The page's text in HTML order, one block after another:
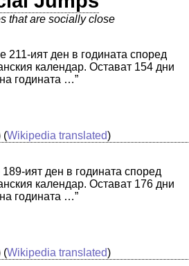
that are socially close
211-ият ден в годината според
календар. Остават 154 дни
годината …”
(Wikipedia translated)
ият ден в годината според
календар. Остават 176 дни
годината …”
(Wikipedia translated)